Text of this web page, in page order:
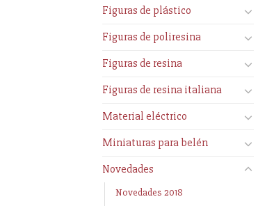
Figuras de plástico
Figuras de poliresina
Figuras de resina
Figuras de resina italiana
Material eléctrico
Miniaturas para belén
Novedades
Novedades 2018